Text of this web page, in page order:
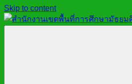
Skip to content